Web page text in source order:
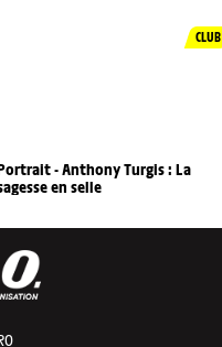
CLUB
- Anthony Turgis : La
en selle